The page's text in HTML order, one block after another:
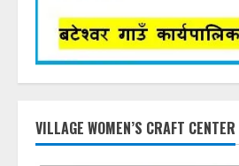
VILLAGE WOMEN’S CRAFT CENTER